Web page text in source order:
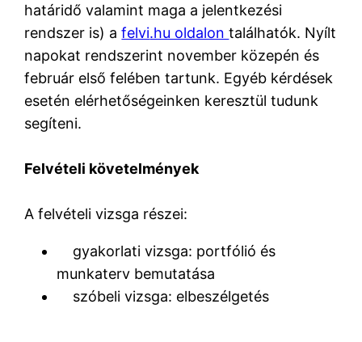
határidő valamint maga a jelentkezési
rendszer is) afelvi.hu oldalontalálhatók. Nyílt
napokat rendszerint november közepén és
február első felében tartunk. Egyéb kérdések
esetén elérhetőségeinken keresztül tudunk
segíteni.
Felvételi követelmények
A felvételi vizsga részei:
gyakorlati vizsga: portfólió és
munkaterv bemutatása
szóbeli vizsga: elbeszélgetés